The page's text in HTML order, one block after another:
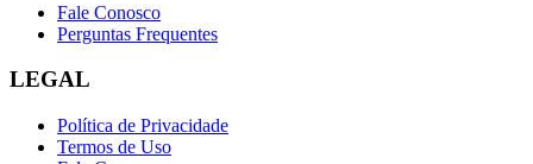
Fale Conosco
Perguntas Frequentes
LEGAL
Política de Privacidade
Termos de Uso